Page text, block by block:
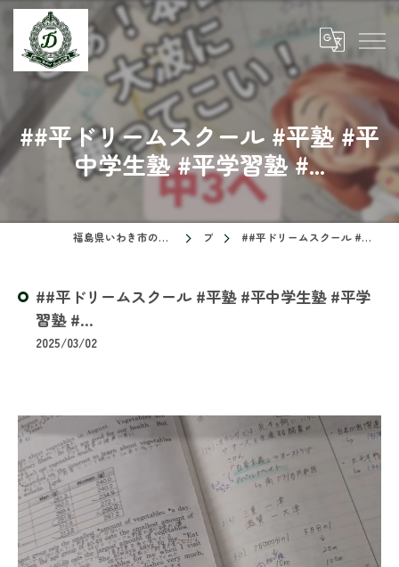
##平ドリームスクール #平塾 #平
中学生塾 #平学習塾 #...
福島県いわき市の塾ならドリームスクール ブログ ##平ドリームスクール #平塾 #平中学生塾 #平学習塾 #...
##平ドリームスクール #平塾 #平中学生塾 #平学
習塾 #...
2025/03/02